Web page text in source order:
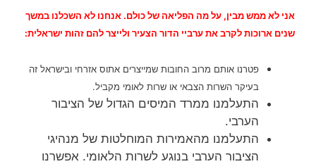
אני לא ממש מבין, על מה הפליאה של כולם. אנחנו לא השכלנו במשך
שנים ארוכות לקרב את ערביי הדור הצעיר ולייצר להם זהות ישראלית:
פטרנו אותם מרוב החובות שמייצרים אתוס אזרחי ובישראל זה
בעיקר השרות הצבאי או שרות לאומי מקביל.
התעלמנו ממרד המיסים הגדול של הציבור
הערבי.
התעלמנו מהאמירות המוחלטות של מנהיגי
הציבור הערבי בנוגע לשרות הלאומי. אפשרנו